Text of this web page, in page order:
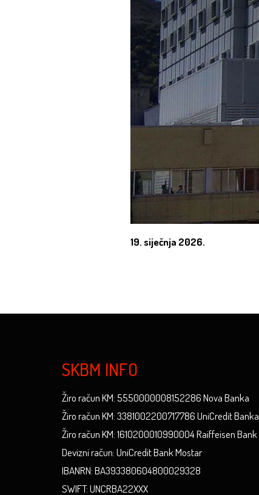
19. siječnja 2026.
SKBM INFO
Žiro račun KM: 5550000008152286 Nova Banka
Žiro račun KM: 3381002200717786 UniCredit Banka
Žiro račun KM: 1610200010990004 Raiffeisen Bank
Devizni račun: UniCredit Bank Mostar
IBANRN: BA393380604800029328
SWIFT: UNCRBA22XXX